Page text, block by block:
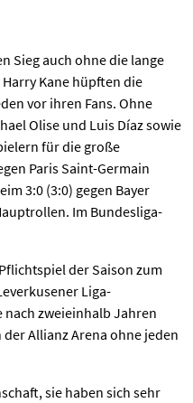
Sieg auch ohne die lange
Kane hüpften die
vor ihren Fans. Ohne
Olise und Luis Díaz sowie
für die große
Paris Saint-Germain
3:0 (3:0) gegen Bayer
Im Bundesliga-
der Saison zum
Liga-
nach zweieinhalb Jahren
Allianz Arena ohne jeden
sie haben sich sehr